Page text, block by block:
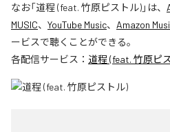
なお「道程 (feat. 竹原ピストル)」は、
MUSIC、 YouTube Music、 Amazon
ービスで聴くことができる。
各配信サービス： 道程 (feat. 竹原ピ